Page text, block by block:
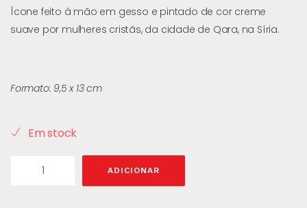
Ícone feito à mão em gesso e pintado de cor creme
suave por mulheres cristãs, da cidade de Qara, na Síria.
Formato: 9,5 x 13 cm
Em stock
ADICIONAR